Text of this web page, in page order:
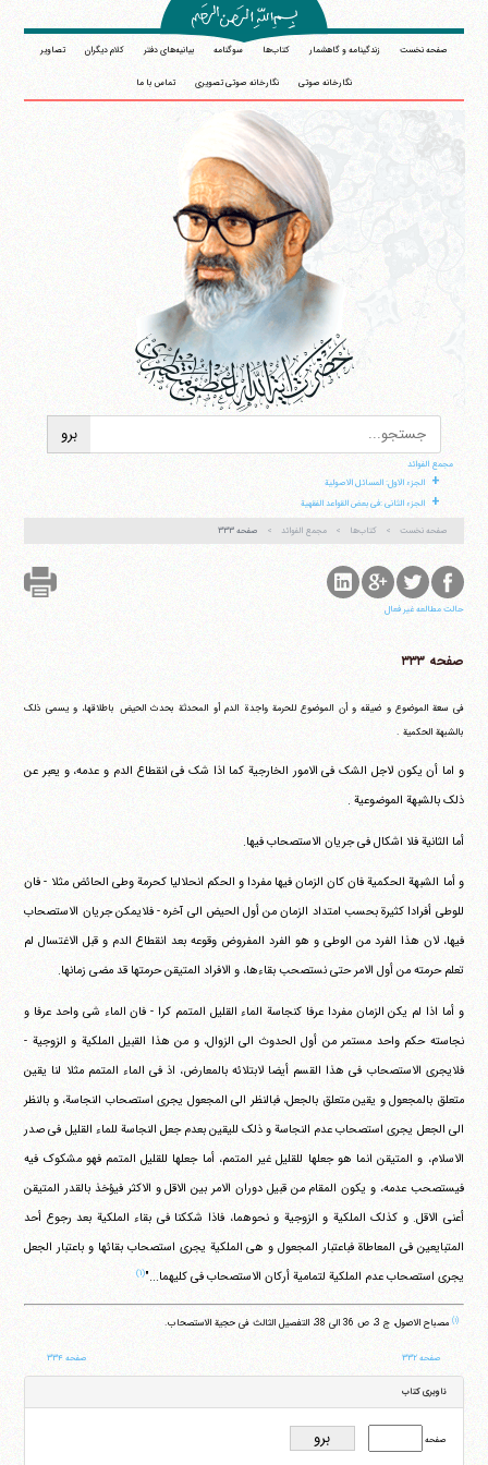
صفحه نخست زندگینامه و گاهشمار کتاب‌ها سوگنامه بیانیه‌های دفتر کلام دیگران تصاویر
نگارخانه صوتی نگارخانه صوتی تصویری تماس با ما
مجمع الفوائد
+ الجزء الاول: المسائل الاصولیة
+ الجزء الثانی :فی بعض القواعد الفقهیة
صفحه نخست کتاب‌ها مجمع الفوائد صفحه ۳۳۳
حالت مطالعه غیر فعال
صفحه ۳۳۳
فی سعة الموضوع و ضیقه و أن الموضوع للحرمة واجدة الدم أو المحدثة بحدث الحیض باطلاقها، و یسمی ذلک
بالشبهة الحکمیة .
و اما أن یکون لاجل الشک فی الامور الخارجیة کما اذا شک فی انقطاع الدم و عدمه، و یعبر عن
ذلک بالشبهة الموضوعیة .
أما الثانیة فلا اشکال فی جریان الاستصحاب فیها.
و أما الشبهة الحکمیة فان کان الزمان فیها مفردا و الحکم انحلالیا کحرمة وطی الحائض مثلا - فان
للوطی أفرادا کثیرة بحسب امتداد الزمان من أول الحیض الی آخره - فلایمکن جریان الاستصحاب
فیها، لان هذا الفرد من الوطی و هو الفرد المفروض وقوعه بعد انقطاع الدم و قبل الاغتسال لم
تعلم حرمته من أول الامر حتی نستصحب بقاءها، و الافراد المتیقن حرمتها قد مضی زمانها.
و أما اذا لم یکن الزمان مفردا عرفا کنجاسة الماء القلیل المتمم کرا - فان الماء شی واحد عرفا و
نجاسته حکم واحد مستمر من أول الحدوث الی الزوال، و من هذا القبیل الملکیة و الزوجیة -
فلایجری الاستصحاب فی هذا القسم أیضا لابتلائه بالمعارض، اذ فی الماء المتمم مثلا لنا یقین
متعلق بالمجعول و یقین متعلق بالجعل، فبالنظر الی المجعول یجری استصحاب النجاسة، و بالنظر
الی الجعل یجری استصحاب عدم النجاسة و ذلک للیقین بعدم جعل النجاسة للماء القلیل فی صدر
الاسلام، و المتیقن انما هو جعلها للقلیل غیر المتمم، أما جعلها للقلیل المتمم فهو مشکوک فیه
فیستصحب عدمه، و یکون المقام من قبیل دوران الامر بین الاقل و الاکثر فیؤخذ بالقدر المتیقن
أعنی الاقل. و کذلک الملکیة و الزوجیة و نحوهما، فاذا شککنا فی بقاء الملکیة بعد رجوع أحد
المتبایعین فی المعاطاة فباعتبار المجعول و هی الملکیة یجری استصحاب بقائها و باعتبار الجعل
یجری استصحاب عدم الملکیة لتمامیة أرکان الاستصحاب فی کلیهما..."(۱)
(۱) مصباح الاصول، ج 3، ص 36 الی 38، التفصیل الثالث فی حجیة الاستصحاب.
صفحه ۳۳۲ صفحه ۳۳۴
ناوبری کتاب
صفحه
ایران ،
شماره ٨